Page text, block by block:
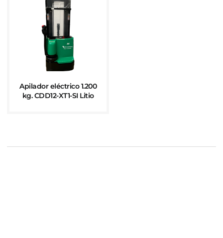
Apilador eléctrico 1.200
kg. CDD12-XT1-SI Litio